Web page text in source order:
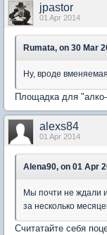
jpastor
01 Apr 2014
Rumata, on 30 Mar
Ну, вроде
Площадка для "алко-
alexs84
01 Apr 2014
Alena90, on 01 Apr
Мы почти не ждали
за несколько
Считатайте себя